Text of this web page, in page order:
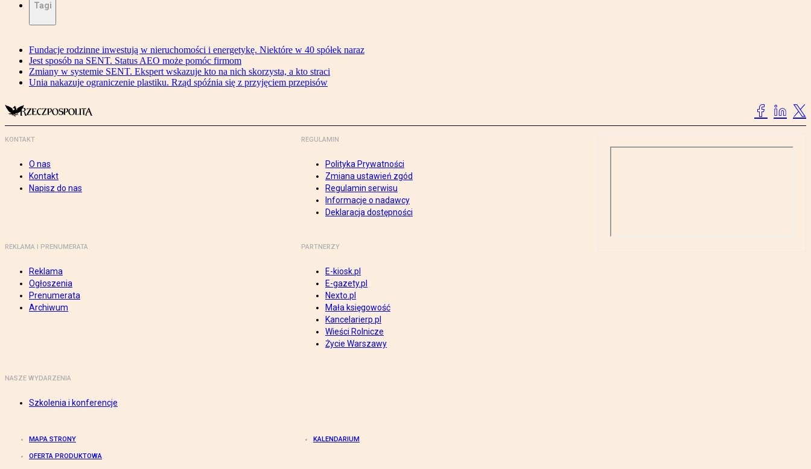
Tagi
Fundacje rodzinne inwestują w nieruchomości i energetykę. Niektóre w 40 spółek naraz
Jest sposób na SENT. Status AEO może pomóc firmom
Zmiany w systemie SENT. Ekspert wskazuje kto na nich skorzysta, a kto straci
Unia nakazuje ograniczenie plastiku. Rząd spóźnia się z przyjęciem przepisów
KONTAKT
O nas
Kontakt
Napisz do nas
REGULAMIN
Polityka Prywatności
Zmiana ustawień zgód
Regulamin serwisu
Informacje o nadawcy
Deklaracja dostępności
REKLAMA I PRENUMERATA
Reklama
Ogłoszenia
Prenumerata
Archiwum
PARTNERZY
E-kiosk.pl
E-gazety.pl
Nexto.pl
Mała księgowość
Kancelarierp.pl
Wieści Rolnicze
Życie Warszawy
NASZE WYDARZENIA
Szkolenia i konferencje
MAPA STRONY KALENDARIUM
OFERTA PRODUKTOWA